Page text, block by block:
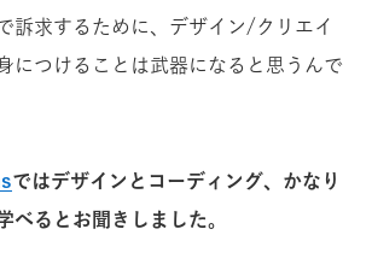
訴求するために、デザイン/クリエイ
につけることは武器になると思うんで
ではデザインとコーディング、かなり
べるとお聞きしました。